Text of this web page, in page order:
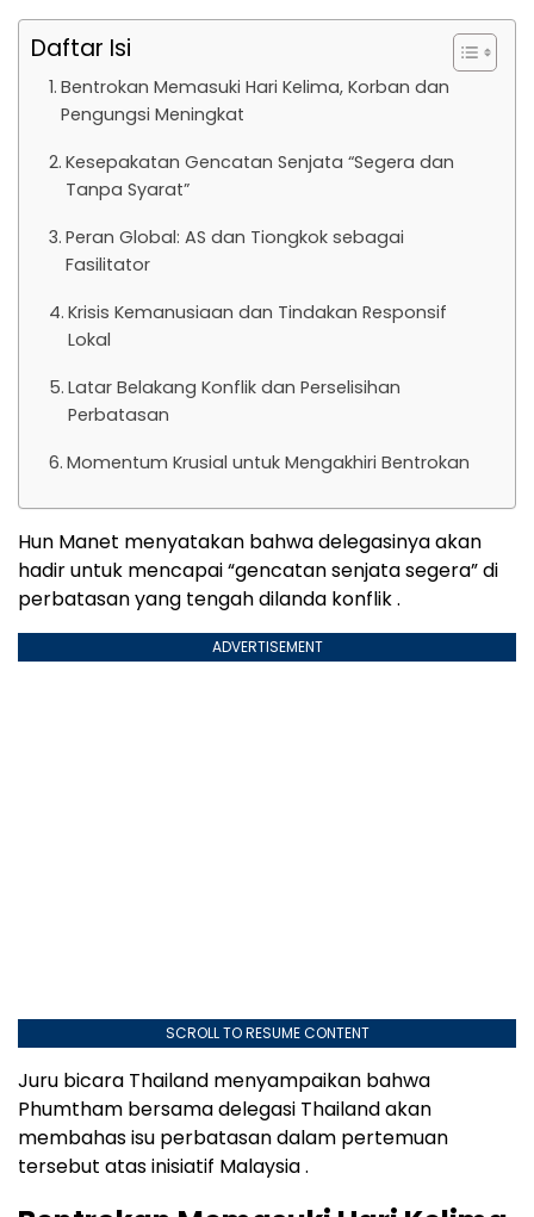
Daftar Isi
Bentrokan Memasuki Hari Kelima, Korban dan
Pengungsi Meningkat
Kesepakatan Gencatan Senjata “Segera dan
Tanpa Syarat”
Peran Global: AS dan Tiongkok sebagai
Fasilitator
Krisis Kemanusiaan dan Tindakan Responsif
Lokal
Latar Belakang Konflik dan Perselisihan
Perbatasan
Momentum Krusial untuk Mengakhiri Bentrokan
Hun Manet menyatakan bahwa delegasinya akan
hadir untuk mencapai “gencatan senjata segera” di
perbatasan yang tengah dilanda konflik .
ADVERTISEMENT
SCROLL TO RESUME CONTENT
Juru bicara Thailand menyampaikan bahwa
Phumtham bersama delegasi Thailand akan
membahas isu perbatasan dalam pertemuan
tersebut atas inisiatif Malaysia .